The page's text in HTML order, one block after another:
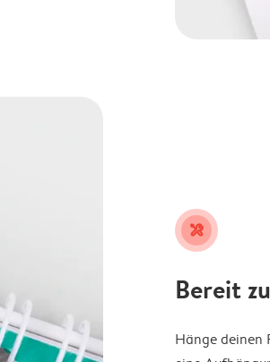
tools
Bereit
Hänge deinen